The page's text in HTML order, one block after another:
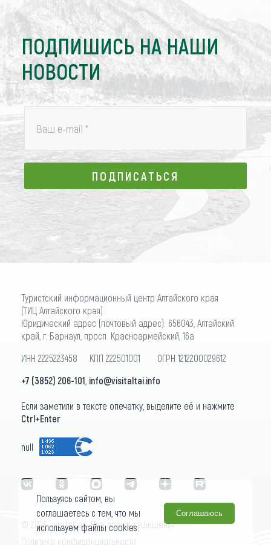
ПОДПИШИСЬ НА НАШИ
НОВОСТИ
Ваш e-mail *
ПОДПИСАТЬСЯ
ПОДПИСАТЬСЯ
Туристский информационный центр Алтайского края
(ТИЦ Алтайского края)
Юридический адрес (почтовый адрес): 656043, Алтайский
край, г. Барнаул, просп. Красноармейский, 16а
ИНН 2225223458 КПП 222501001 ОГРН 1212200029612
+7 (3852) 206-101 info@visitaltai.info
Если заметили в тексте опечатку, выделите её и нажмите
Ctrl+Enter
null
© 2026 «visitaltai» Все права защищены.
Политика конфиденциальности
Пользуясь сайтом, вы
соглашаетесь с тем, что мы
используем файлы cookies.
Соглашаюсь